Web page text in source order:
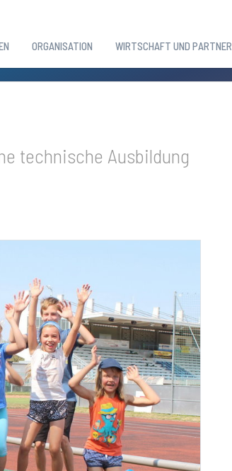
ORGANISATION WIRTSCHAFT UND PARTNER
technische Ausbildung